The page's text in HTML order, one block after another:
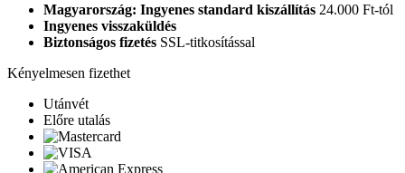
Magyarország: Ingyenes standard kiszállítás 24.000 Ft-tól
Ingyenes visszaküldés
Biztonságos fizetés SSL-titkosítással
Kényelmesen fizethet
Utánvét
Előre utalás